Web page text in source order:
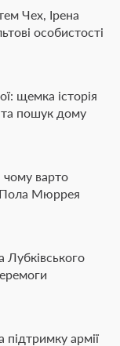
Чех, Ірена
особистості
щемка історія
та пошук дому
чому варто
Мюррея
армії